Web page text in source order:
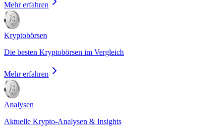
Mehr erfahren
Kryptobörsen
Die besten Kryptobörsen im Vergleich
Mehr erfahren
Analysen
Aktuelle Krypto-Analysen & Insights